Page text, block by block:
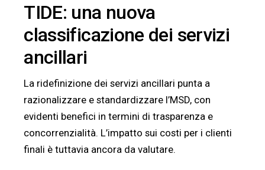
TIDE: una nuova
classificazione dei servizi
ancillari
La ridefinizione dei servizi ancillari punta a
razionalizzare e standardizzare l’MSD, con
evidenti benefici in termini di trasparenza e
concorrenzialità. L’impatto sui costi per i clienti
finali è tuttavia ancora da valutare.